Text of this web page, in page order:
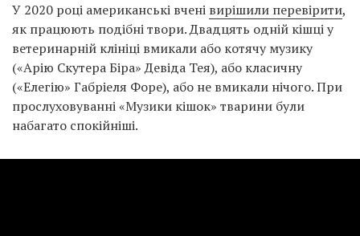
У 2020 році американські вчені вирішили перевірити,
як працюють подібні твори. Двадцять одній кішці у
ветеринарній клініці вмикали або котячу музику
(«Арію Скутера Біра» Девіда Тея), або класичну
(«Елегію» Габріеля Форе), або не вмикали нічого. При
прослуховуванні «Музики кішок» тварини були
набагато спокійніші.